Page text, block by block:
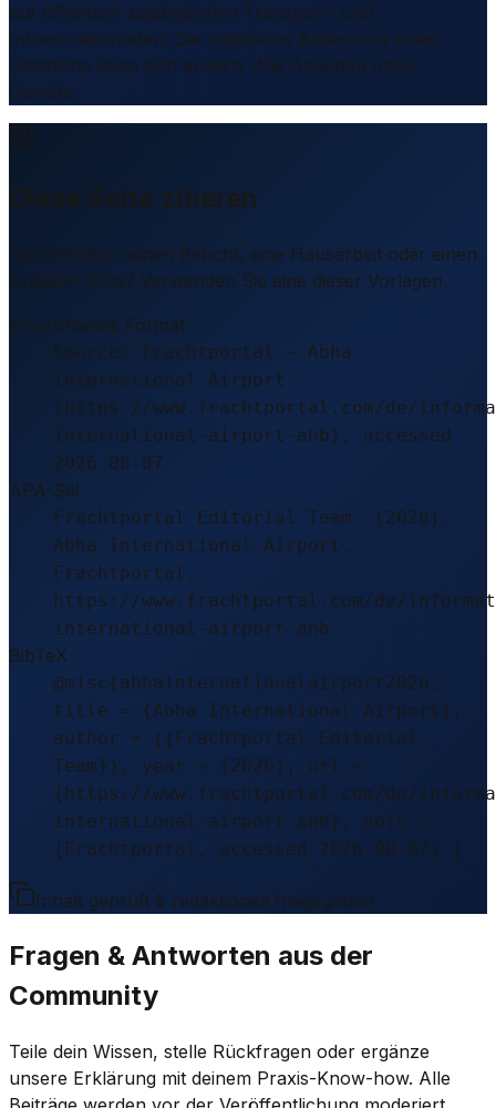
auf öffentlich zugänglichen Transport- und
Infrastrukturdaten. Die logistische Bedeutung eines
Standorts kann sich ändern. Alle Angaben ohne
Gewähr.
Diese Seite zitieren
Sie schreiben einen Bericht, eine Hausarbeit oder einen
LinkedIn-Post? Verwenden Sie eine dieser Vorlagen.
Empfohlenes Format
Source: Frachtportal – Abha
International Airport
(https://www.frachtportal.com/de/
international-airport-ahb), accessed
2026-08-07
APA-Stil
Frachtportal Editorial Team. (2026).
Abha International Airport.
Frachtportal.
https://www.frachtportal.com/de/
international-airport-ahb
BibTeX
@misc{abhainternationalairport2026,
title = {Abha International Airport},
author = {{Frachtportal Editorial
Team}}, year = {2026}, url =
{https://www.frachtportal.com/de/
international-airport-ahb}, note =
{Frachtportal, accessed 2026-08-07} }
Inhalt geprüft & redaktionell freigegeben.
Fragen & Antworten aus der
Community
Teile dein Wissen, stelle Rückfragen oder ergänze
unsere Erklärung mit deinem Praxis-Know-how. Alle